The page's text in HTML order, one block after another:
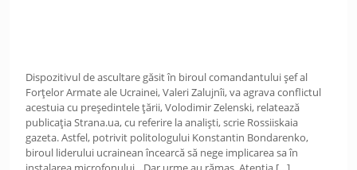
Dispozitivul de ascultare găsit în biroul comandantului șef al
Forțelor Armate ale Ucrainei, Valeri Zalujnîi, va agrava conflictul
acestuia cu președintele țării, Volodimir Zelenski, relatează
publicația Strana.ua, cu referire la analiști, scrie Rossiiskaia
gazeta. Astfel, potrivit politologului Konstantin Bondarenko,
biroul liderului ucrainean încearcă să nege implicarea sa în